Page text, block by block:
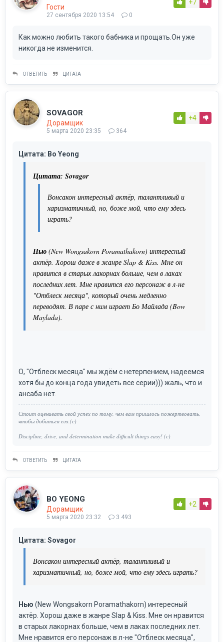
Гости
27 сентября 2020 13:54 0
+7
Как можно любить такого бабника и прощать.Он уже
никогда не изменится.
ОТВЕТИТЬ ЦИТАТА
SOVAGOR
Дорамщик
5 марта 2020 23:35 364
+4
Цитата: Bo Yeong
Цитата: Sovagor
Вонсакон интересный актёр, талантливый и
харизматичный, но, боже мой, что ему здесь
играть?
Нью (New Wongsakorn Poramathakorn) интересный
актёр. Хорош даже в жанре Slap & Kiss. Мне он
нравится в старых лакорнах больше, чем в лаках
последних лет. Мне нравится его персонаж в л-не
"Отблеск месяца", который очень медленно
переводят. В паре с ним играет Бо Майлада (Bow
Maylada).
О, "Отблеск месяца" мы ждём с нетерпением, надеемся
хотя бы до конца года увидеть все серии))) жаль, что и
ансаба нет.
Стоит оценивать свой успех по тому, чем вам пришлось пожертвовать,
чтобы добиться его.(с)
Discipline, drive, and determination make difficult things easy! (c)
ОТВЕТИТЬ ЦИТАТА
BO YEONG
Дорамщик
5 марта 2020 23:32 3 493
+2
Цитата: Sovagor
Вонсакон интересный актёр, талантливый и
харизматичный, но, боже мой, что ему здесь играть?
Нью (New Wongsakorn Poramathakorn) интересный
актёр. Хорош даже в жанре Slap & Kiss. Мне он нравится
в старых лакорнах больше, чем в лаках последних лет.
Мне нравится его персонаж в л-не "Отблеск месяца",